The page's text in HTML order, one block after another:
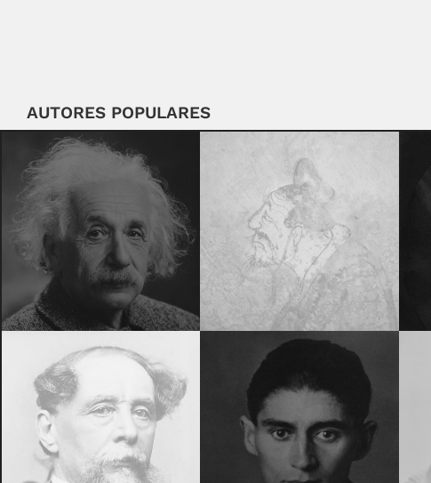
AUTORES POPULARES